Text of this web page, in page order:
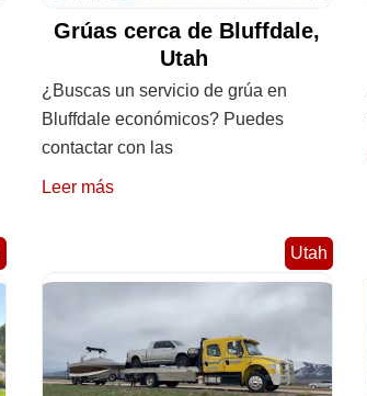
Grúas cerca de Bluffdale,
Utah
¿Buscas un servicio de grúa en
Bluffdale económicos? Puedes
contactar con las
Leer más
Utah